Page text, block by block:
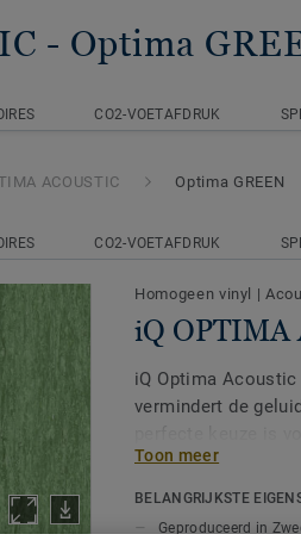
- Optima
CO2-VOETAFDRUK
ACOUSTIC Optima GREEN
CO2-VOETAFDRUK
Homogeen vinyl |
iQ OPTIMA
iQ Optima
vermindert de
Toon meer
BELANGRIJKSTE
Geproduceerd in